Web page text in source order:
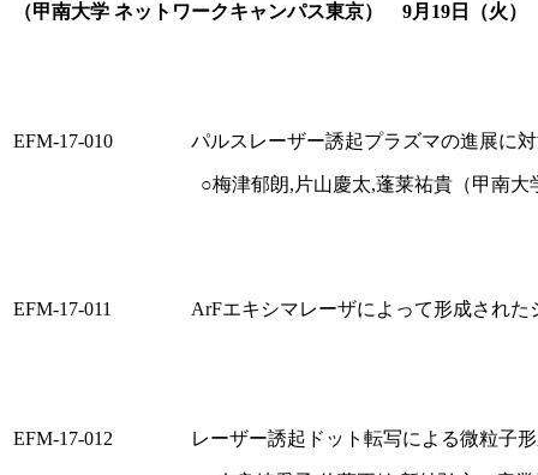
（甲南大学 ネットワークキャンパス東京） 9月19日（火
EFM-17-010 パルスレーザー誘起プラズマの進展に
○梅津郁朗,片山慶太,蓬莱祐貴（甲南
EFM-17-011 ArFエキシマレーザによって形成され
EFM-17-012 レーザー誘起ドット転写による微粒子